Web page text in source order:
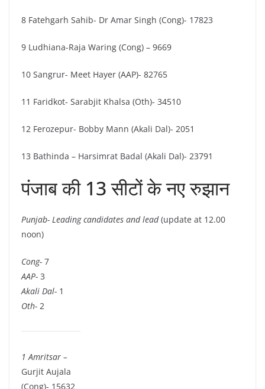
8 Fatehgarh Sahib- Dr Amar Singh (Cong)- 17823
9 Ludhiana-Raja Waring (Cong) – 9669
10 Sangrur- Meet Hayer (AAP)- 82765
11 Faridkot- Sarabjit Khalsa (Oth)- 34510
12 Ferozepur- Bobby Mann (Akali Dal)- 2051
13 Bathinda – Harsimrat Badal (Akali Dal)- 23791
पंजाब की 13 सीटों के नए रुझान
Punjab- Leading candidates and lead(update at 12.00
noon)
Cong- 7
AAP- 3
Akali Dal- 1
Oth- 2
1 Amritsar –
Gurjit Aujala
(Cong)- 15632